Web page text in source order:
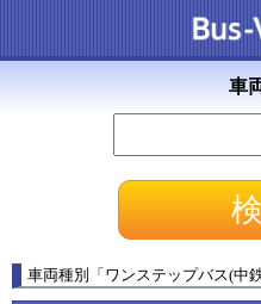
車
車両種別 「 ワンステップバス(中